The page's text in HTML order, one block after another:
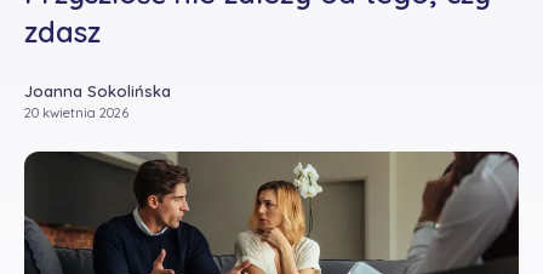
zdasz
Joanna Sokolińska
20 kwietnia 2026